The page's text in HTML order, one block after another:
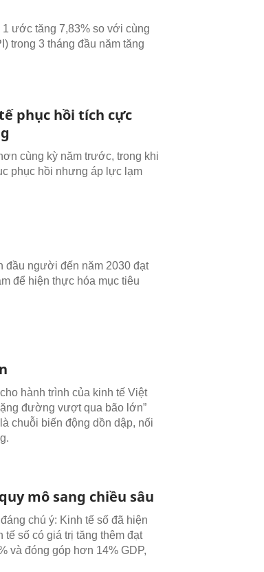
ước tăng 7,83% so với cùng
trong 3 tháng đầu năm tăng
phục hồi tích cực
cùng kỳ năm trước, trong khi
phục hồi nhưng áp lực lạm
đầu người đến năm 2030 đạt
để hiện thực hóa mục tiêu
hành trình của kinh tế Việt
đường vượt qua bão lớn”
chuỗi biến động dồn dập, nối
mô sang chiều sâu
chú ý: Kinh tế số đã hiện
số có giá trị tăng thêm đạt
và đóng góp hơn 14% GDP,